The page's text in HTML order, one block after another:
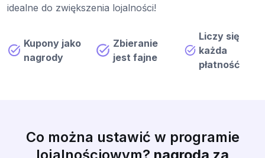
idealne do zwiększenia lojalności!
Kupony jako
nagrody
Zbieranie
jest fajne
Liczy się
każda
płatność
Co można ustawić w programie